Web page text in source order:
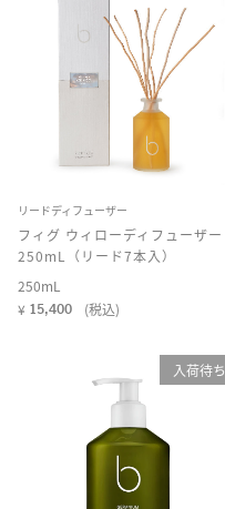
リードディフューザー
フィグ ウィローディフューザー
250mL（リード7本入）
250mL
¥ 15,400 (税込)
入荷待ち